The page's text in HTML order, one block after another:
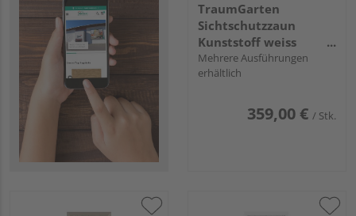
TraumGarten
Sichtschutzzaun
Kunststoff weiss
"LONGLIFE RIVA"
Mehrere Ausführungen
erhältlich
359,00 € / Stk.